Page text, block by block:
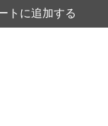
トに追加する